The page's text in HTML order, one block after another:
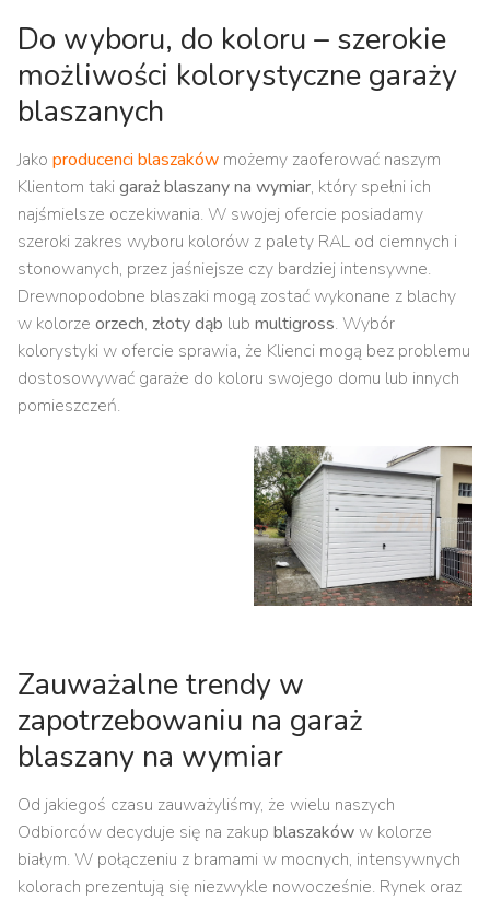
Do wyboru, do koloru – szerokie
możliwości kolorystyczne garaży
blaszanych
Jako producenci blaszaków możemy zaoferować naszym
Klientom taki garażblaszany na wymiar, który spełni ich
najśmielsze oczekiwania. W swojej ofercie posiadamy
szeroki zakres wyboru kolorów z palety RAL od ciemnych i
stonowanych, przez jaśniejsze czy bardziej intensywne.
Drewnopodobne blaszaki mogą zostać wykonane z blachy
w kolorze orzech, złoty dąb lub multigross. Wybór
kolorystyki w ofercie sprawia, że Klienci mogą bez problemu
dostosowywać garaże do koloru swojego domu lub innych
pomieszczeń.
Zauważalne trendy w
zapotrzebowaniu na garaż
blaszany na wymiar
Od jakiegoś czasu zauważyliśmy, że wielu naszych
Odbiorców decyduje się na zakup blaszakóww kolorze
białym. W połączeniu z bramami w mocnych, intensywnych
kolorach prezentują się niezwykle nowocześnie. Rynek oraz